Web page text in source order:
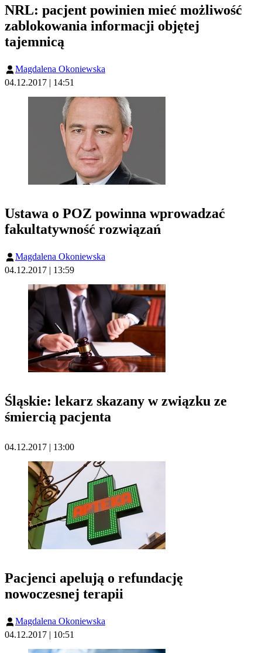
NRL: pacjent powinien mieć możliwość
zablokowania informacji objętej
tajemnicą
Magdalena Okoniewska
04.12.2017 | 14:51
Ustawa o POZ powinna wprowadzać
fakultatywność rozwiązań
Magdalena Okoniewska
04.12.2017 | 13:59
Śląskie: lekarz skazany w związku ze
śmiercią pacjenta
04.12.2017 | 13:00
Pacjenci apelują o refundację
nowoczesnej terapii
Magdalena Okoniewska
04.12.2017 | 10:51